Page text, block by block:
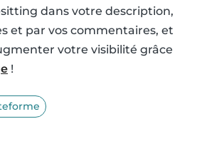
dans votre description,
et par vos commentaires, et
votre visibilité grâce
!